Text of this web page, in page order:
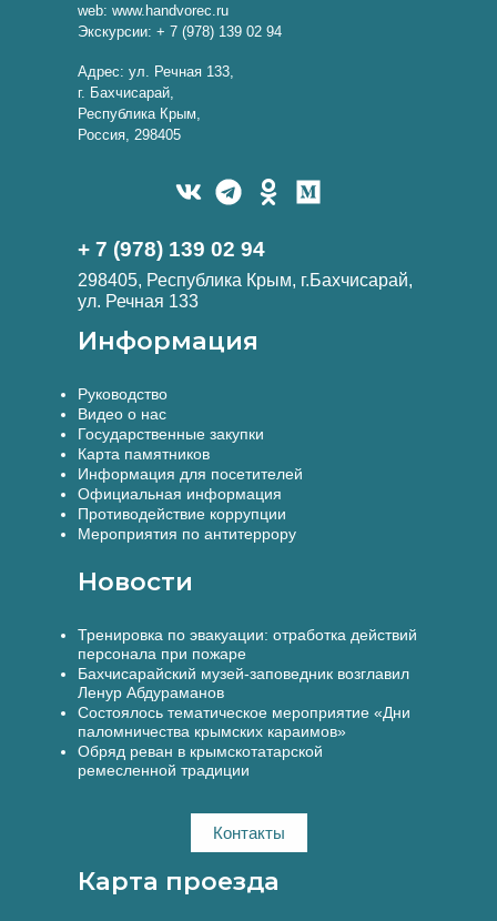
web: www.handvorec.ru
Экскурсии: + 7 (978) 139 02 94
Адрес: ул. Речная 133,
г. Бахчисарай,
Республика Крым,
Россия, 298405
+ 7 (978) 139 02 94
298405, Республика Крым, г.Бахчисарай,
ул. Речная 133
Информация
Руководство
Видео о нас
Государственные закупки
Карта памятников
Информация для посетителей
Официальная информация
Противодействие коррупции
Мероприятия по антитеррору
Новости
Тренировка по эвакуации: отработка действий
персонала при пожаре
Бахчисарайский музей-заповедник возглавил
Ленур Абдураманов
Состоялось тематическое мероприятие «Дни
паломничества крымских караимов»
Обряд реван в крымскотатарской
ремесленной традиции
Контакты
Карта проезда